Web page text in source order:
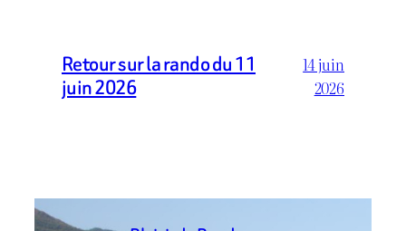
Retour sur la rando du 11
juin 2026
14 juin
2026